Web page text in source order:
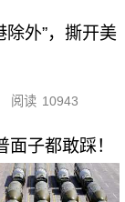
除外”，撕开美
阅读 10943
子都敢踩！